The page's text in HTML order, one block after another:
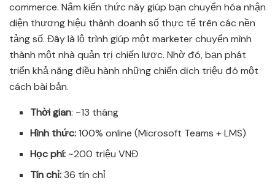
commerce. Nắm kiến thức này giúp bạn chuyển hóa nhận
diện thương hiệu thành doanh số thực tế trên các nền
tảng số. Đây là lộ trình giúp một marketer chuyển mình
thành một nhà quản trị chiến lược. Nhờ đó, bạn phát
triển khả năng điều hành những chiến dịch triệu đô một
cách bài bản.
Thời gian: ~13 tháng
Hình thức:100% online (Microsoft Teams + LMS)
Học phí: ~200 triệu VNĐ
Tín chỉ:36 tín chỉ